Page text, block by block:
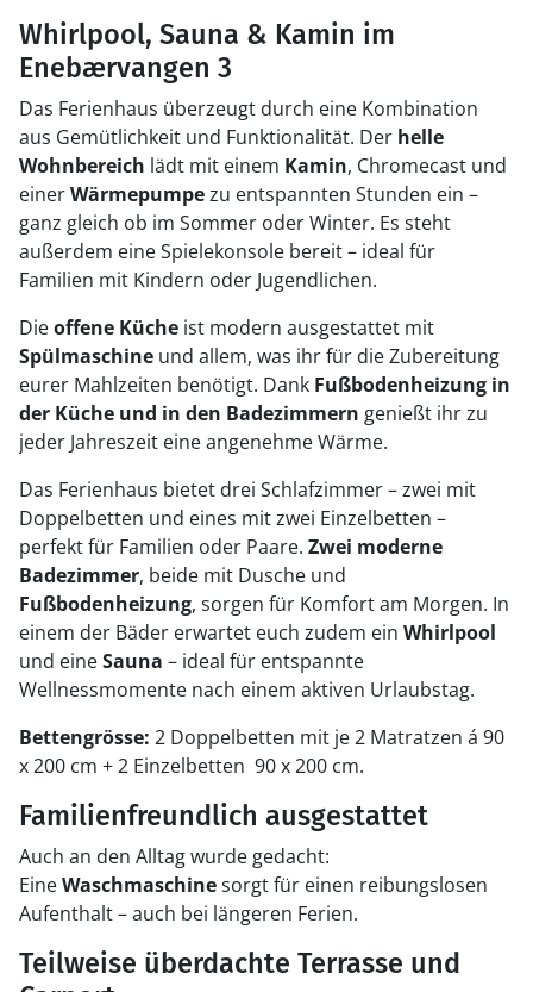
Whirlpool, Sauna & Kamin im
Enebærvangen 3
Das Ferienhaus überzeugt durch eine Kombination
aus Gemütlichkeit und Funktionalität. Der helle
Wohnbereich lädt mit einem Kamin, Chromecast und
einerWärmepumpezu entspannten Stunden ein –
ganz gleich ob im Sommer oder Winter. Es steht
außerdem eine Spielekonsole bereit – ideal für
Familien mit Kindern oder Jugendlichen.
Dieoffene Küche ist modern ausgestattet mit
Spülmaschine und allem, was ihr für die Zubereitung
eurer Mahlzeiten benötigt. Dank Fußbodenheizung in
der Küche und in den Badezimmern genießt ihr zu
jeder Jahreszeit eine angenehme Wärme.
Das Ferienhaus bietet drei Schlafzimmer – zwei mit
Doppelbetten und eines mit zwei Einzelbetten –
perfekt für Familien oder Paare. Zwei moderne
Badezimmer, beide mit Dusche und
Fußbodenheizung, sorgen für Komfort am Morgen. In
einem der Bäder erwartet euch zudem ein Whirlpool
und eineSauna – ideal für entspannte
Wellnessmomente nach einem aktiven Urlaubstag.
Bettengrösse: 2 Doppelbetten mit je 2 Matratzen á 90
x 200 cm + 2 Einzelbetten 90 x 200 cm.
Familienfreundlich ausgestattet
Auch an den Alltag wurde gedacht:
EineWaschmaschinesorgt für einen reibungslosen
Aufenthalt – auch bei längeren Ferien.
Teilweise überdachte Terrasse und